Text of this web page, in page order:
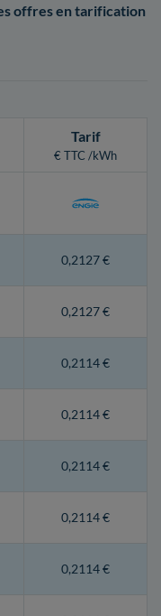
offres en tarification
Tarif
€ TTC /kWh
0,2127 €
0,2127 €
0,2114 €
0,2114 €
0,2114 €
0,2114 €
0,2114 €